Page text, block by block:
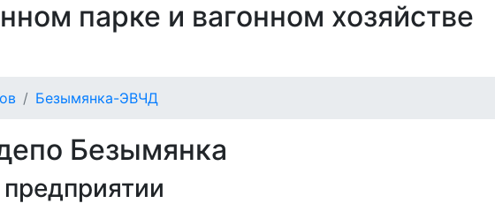
парке и вагонном хозяйстве
Безымянка-ЭВЧД
Безымянка